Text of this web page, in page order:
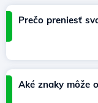
Prečo preniesť
Aké znaky môže